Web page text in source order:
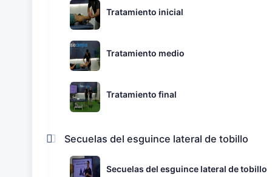
Tratamiento inicial
Tratamiento medio
Tratamiento final
Secuelas del esguince lateral de tobillo
Secuelas del esguince lateral de tobillo